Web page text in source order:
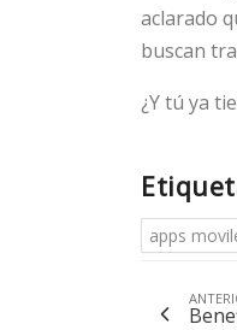
aclarado
buscan
¿Y tú ya
apps